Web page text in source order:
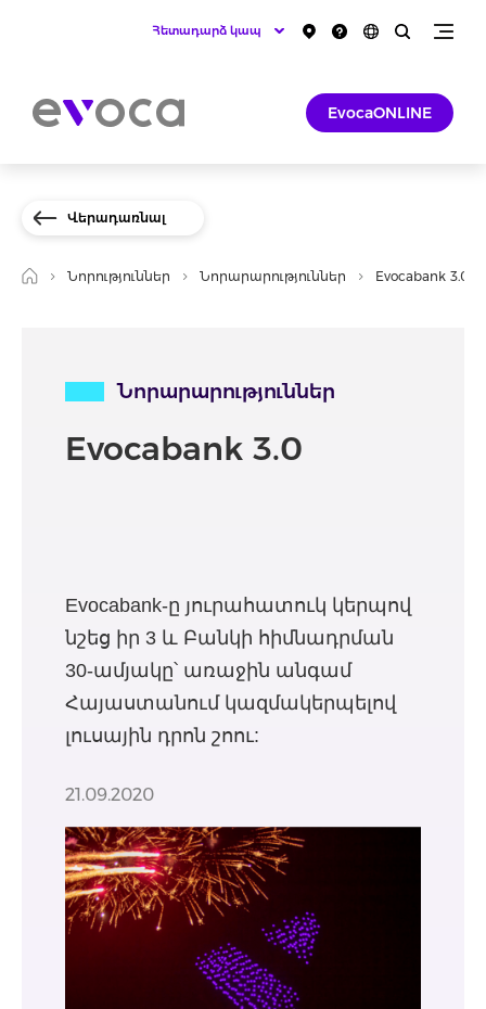
Հետադարձ կապ
EvocaONLINE
Վերադառնալ
Նորություններ Նորարարություններ Evocabank 3.0
Նորարարություններ
Evocabank 3.0
Evocabank-ը յուրահատուկ կերպով
նշեց իր 3 և Բանկի հիմնադրման
30-ամյակը՝ առաջին անգամ
Հայաստանում կազմակերպելով
լուսային դրոն շոու:
21.09.2020